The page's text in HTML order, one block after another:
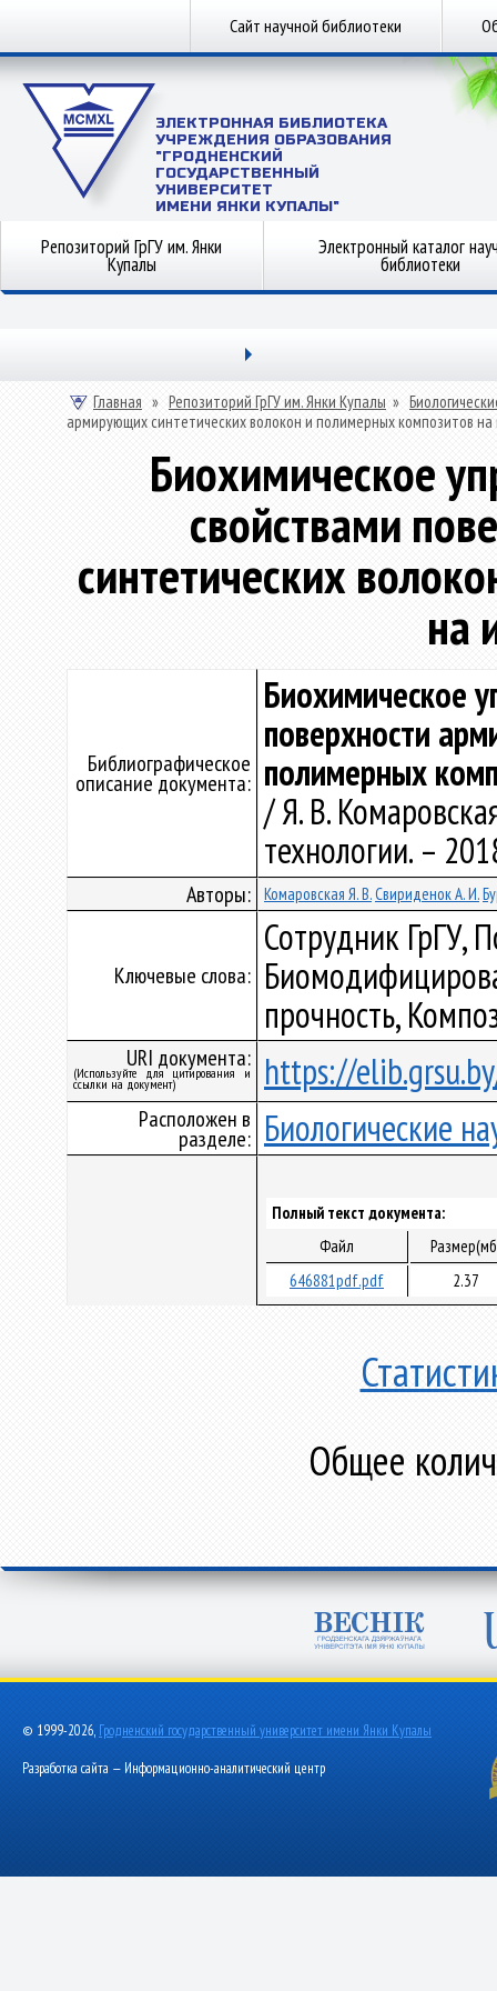
Сайт научной библиотеки
ЭЛЕКТРОННАЯ БИБЛИОТЕКА
УЧРЕЖДЕНИЯ ОБРАЗОВАНИЯ
"ГРОДНЕНСКИЙ
ГОСУДАРСТВЕННЫЙ
УНИВЕРСИТЕТ
ИМЕНИ ЯНКИ КУПАЛЫ"
Репозиторий ГрГУ им. Янки
Купалы
Электронный каталог
библиотеки
Главная » Репозиторий ГрГУ им. Янки Купалы »
армирующих синтетических волокон и полимерных композитов на
Биохимическое
свойствами
синтетических
на
Библиографическое
описание документа:
Биохимическое
поверхности
полимерных
/ Я. В.
технологии. –
Авторы: Комаровская Я. В.Свириденок А. И.
Ключевые слова:
Сотрудник ГрГУ,
прочность,
URI документа:
(Используйте для цитирования и
ссылки на документ) https://
Расположен в
разделе: Биологические
Полный текст документа:
Файл
646881pdf.pdf
2.37
Общее
© 1999-2026, Гродненский государственный университет имени Янки Купалы
Разработка сайта — Информационно-аналитический центр